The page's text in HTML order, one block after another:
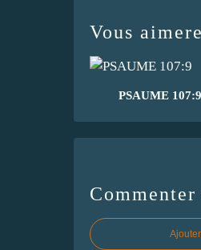
Vous
PSAUME 107:9